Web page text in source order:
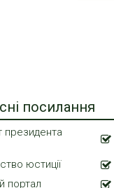
посилання
президента
юстиції
портал